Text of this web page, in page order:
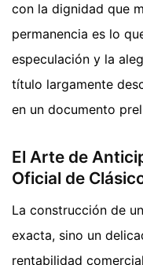
con la dignidad que
permanencia es lo
especulación y la
título largamente
en un documento
El Arte de
Oficial de
La construcción de
exacta, sino un
rentabilidad